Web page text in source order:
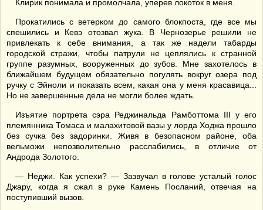
Клирик понимала и промолчала, уперев локоток в меня.
Прокатились с ветерком до самого блокпоста, где все мы
спешились и Кевэ отозвал жука. В Чернозерье решили не
привлекать к себе внимания, а так же надели табарды
городской стражи, чтобы патрули не цеплялись к странной
группе разумных, вооруженных до зубов. Мне захотелось в
ближайшем будущем обязательно погулять вокруг озера под
ручку с Эйноли и показать всем, какая она у меня красавица...
Но не завершенные дела не могли более ждать.
Изъятие портрета сэра Реджинальда Рамботтома III у его
племянника Томаса и малахитовой вазы у лорда Ходжа прошло
без сучка без задоринки. Живя в безопасном районе, оба
вельможи непозволительно расслабились, в отличие от
Андрода Золотого.
— Неджи. Как успехи? — Зазвучал в голове усталый голос
Джару, когда я сжал в руке Камень Посланий, отвечая на
поступивший вызов.